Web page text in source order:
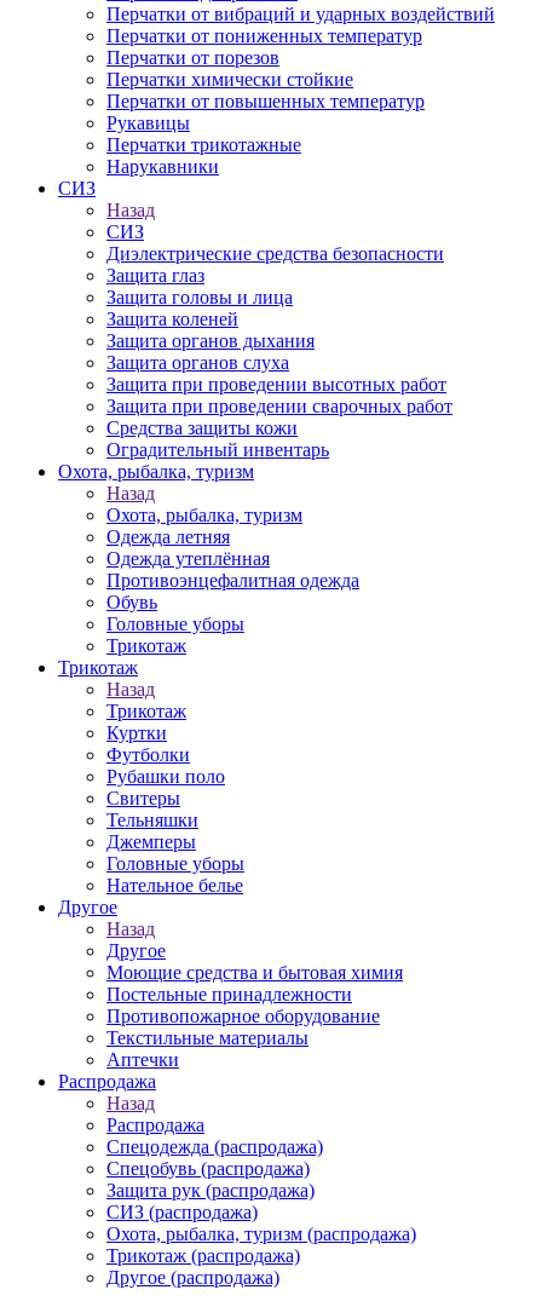
Перчатки от вибраций и ударных воздействий
Перчатки от пониженных температур
Перчатки от порезов
Перчатки химически стойкие
Перчатки от повышенных температур
Рукавицы
Перчатки трикотажные
Нарукавники
СИЗ
Назад
СИЗ
Диэлектрические средства безопасности
Защита глаз
Защита головы и лица
Защита коленей
Защита органов дыхания
Защита органов слуха
Защита при проведении высотных работ
Защита при проведении сварочных работ
Средства защиты кожи
Оградительный инвентарь
Охота, рыбалка, туризм
Назад
Охота, рыбалка, туризм
Одежда летняя
Одежда утеплённая
Противоэнцефалитная одежда
Обувь
Головные уборы
Трикотаж
Трикотаж
Назад
Трикотаж
Куртки
Футболки
Рубашки поло
Свитеры
Тельняшки
Джемперы
Головные уборы
Нательное белье
Другое
Назад
Другое
Моющие средства и бытовая химия
Постельные принадлежности
Противопожарное оборудование
Текстильные материалы
Аптечки
Распродажа
Назад
Распродажа
Спецодежда (распродажа)
Спецобувь (распродажа)
Защита рук (распродажа)
СИЗ (распродажа)
Охота, рыбалка, туризм (распродажа)
Трикотаж (распродажа)
Другое (распродажа)